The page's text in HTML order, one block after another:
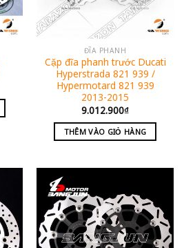
ĐĨA PHANH
Cặp đĩa phanh trước Ducati
Hyperstrada 821 939 /
Hypermotard 821 939
2013-2015
9.012.900₫
THÊM VÀO GIỎ HÀNG